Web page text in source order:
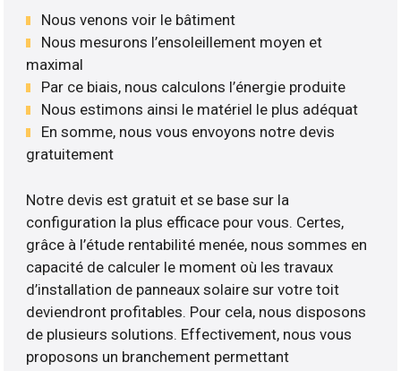
Nous venons voir le bâtiment
Nous mesurons l’ensoleillement moyen et
maximal
Par ce biais, nous calculons l’énergie produite
Nous estimons ainsi le matériel le plus adéquat
En somme, nous vous envoyons notre devis
gratuitement
Notre devis est gratuit et se base sur la
configuration la plus efficace pour vous. Certes,
grâce à l’étude rentabilité menée, nous sommes en
capacité de calculer le moment où les travaux
d’installation de panneaux solaire sur votre toit
deviendront profitables. Pour cela, nous disposons
de plusieurs solutions. Effectivement, nous vous
proposons un branchement permettant